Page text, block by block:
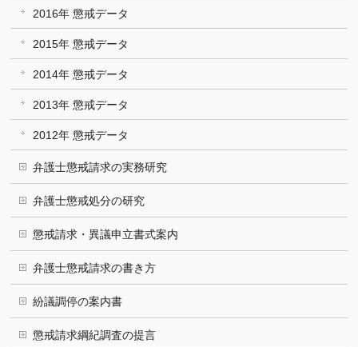
2016年 懲戒データ
2015年 懲戒データ
2014年 懲戒データ
2013年 懲戒データ
2012年 懲戒データ
弁護士懲戒請求の実務研究
弁護士懲戒処分の研究
懲戒請求・異議申立書式案内
弁護士懲戒請求の書き方
紛議調停の案内書
懲戒請求綱紀調査の提言